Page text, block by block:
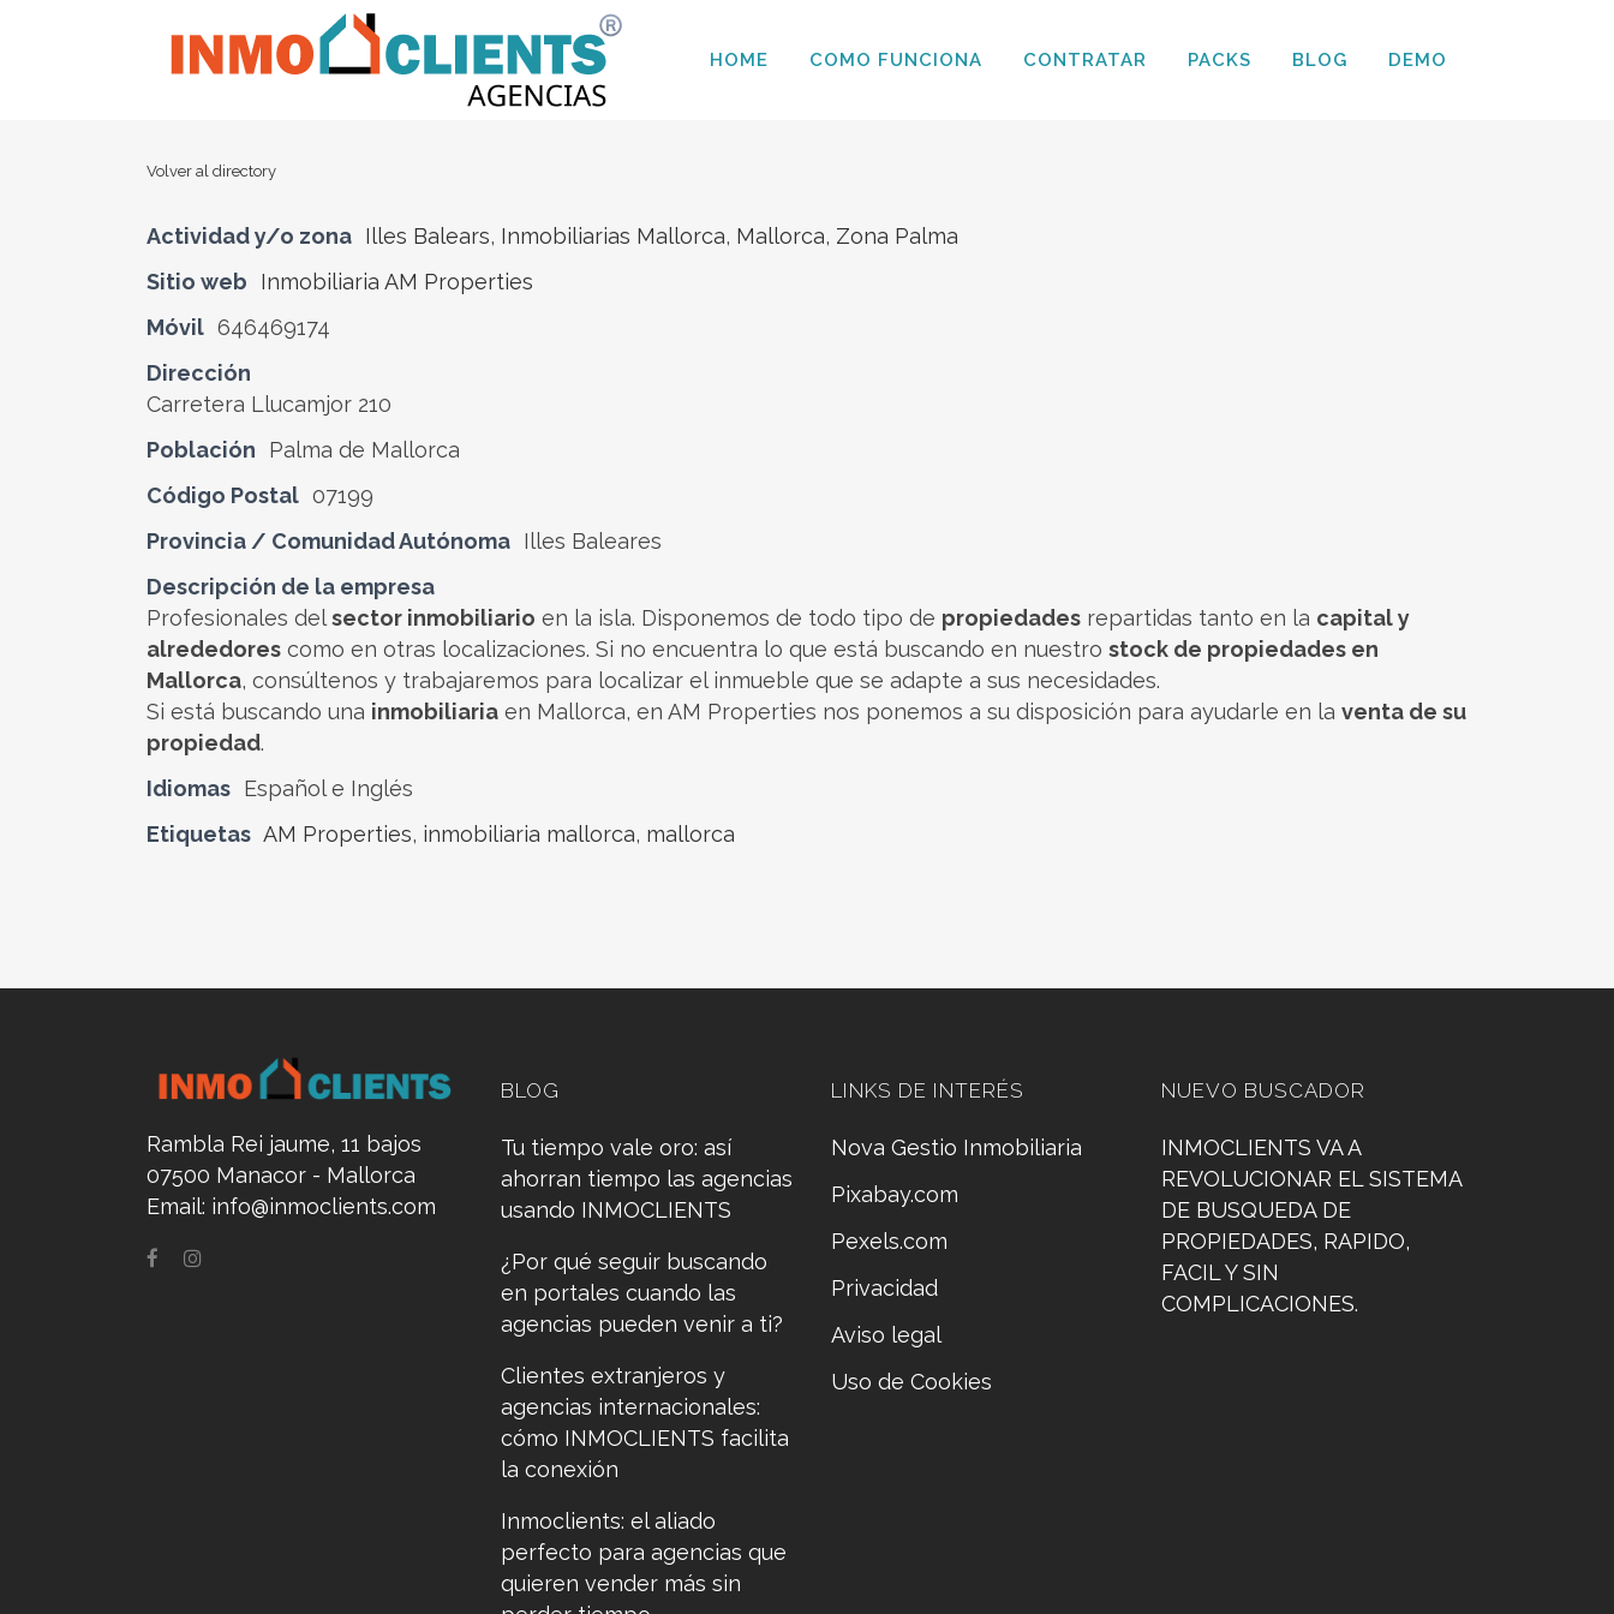
HOME COMO FUNCIONA CONTRATAR PACKS BLOG DEMO
Volver al directory
Actividad y/o zona Illes Balears, Inmobiliarias Mallorca, Mallorca, Zona Palma
Sitio web
Inmobiliaria AM Properties
Móvil 646469174
Dirección
Carretera Llucamjor 210
Población
Palma de Mallorca
Código Postal 07199
Provincia / Comunidad Autónoma Illes Baleares
Descripción de la empresa
Profesionales delsector inmobiliario en la isla. Disponemos de todo tipo de propiedades repartidas tanto en la capital y
alrededores como en otras localizaciones. Si no encuentra lo que está buscando en nuestro stock de propiedades en
Mallorca, consúltenos y trabajaremos para localizar el inmueble que se adapte a sus necesidades.
Si está buscando una inmobiliaria en Mallorca, en AM Properties nos ponemos a su disposición para ayudarle en la venta de su
propiedad.
Idiomas Español e Inglés
Etiquetas AM Properties, inmobiliaria mallorca, mallorca
Rambla Rei jaume, 11 bajos
07500 Manacor - Mallorca
Email: info@inmoclients.com
BLOG
Tu tiempo vale oro: así
ahorran tiempo las agencias
usando INMOCLIENTS
¿Por qué seguir buscando
en portales cuando las
agencias pueden venir a ti?
Clientes extranjeros y
agencias internacionales:
cómo INMOCLIENTS facilita
la conexión
Inmoclients: el aliado
perfecto para agencias que
quieren vender más sin
LINKS DE INTERÉS
Nova Gestio Inmobiliaria
Pixabay.com
Pexels.com
Privacidad
Aviso legal
Uso de Cookies
NUEVO BUSCADOR
INMOCLIENTS VA A
REVOLUCIONAR EL SISTEMA
DE BUSQUEDA DE
PROPIEDADES, RAPIDO,
FACIL Y SIN
COMPLICACIONES.